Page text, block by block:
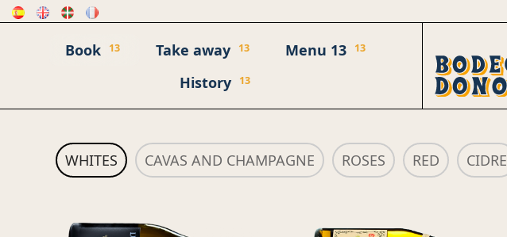
Book 13 Take away 13 Menu 13 13
History 13
WHITES CAVAS AND CHAMPAGNE ROSES RED CIDRE